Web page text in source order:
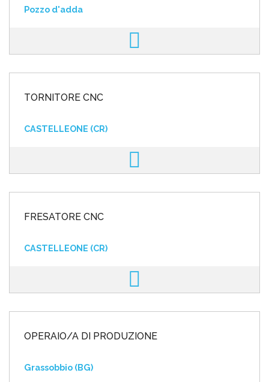
Pozzo d'adda
TORNITORE CNC
CASTELLEONE (CR)
FRESATORE CNC
CASTELLEONE (CR)
OPERAIO/A DI PRODUZIONE
Grassobbio (BG)